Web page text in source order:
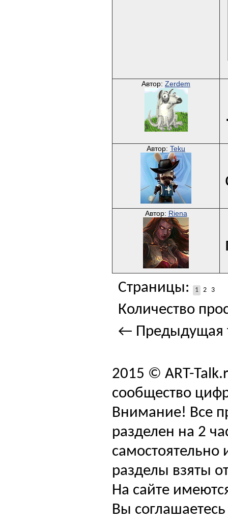
Автор: Zerdem
Автор: Teku
Автор: Riena
Страницы: 1 2 3
Количество
← Предыдущая
2015 © ART-
сообщество
Внимание! Все
разделен на 2
самостоятельно
разделы взяты
На сайте
Вы